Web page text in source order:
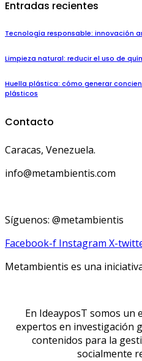
Entradas recientes
Tecnología responsable: innovación
Limpieza natural: reducir el uso de
Huella plástica: cómo generar
plásticos
Contacto
Caracas, Venezuela.
info@metambientis.com
Síguenos: @metambientis
Facebook-f Instagram X-
Metambientis es una
En IdeayposT somos un
expertos en investigación
contenidos para la
socialmente